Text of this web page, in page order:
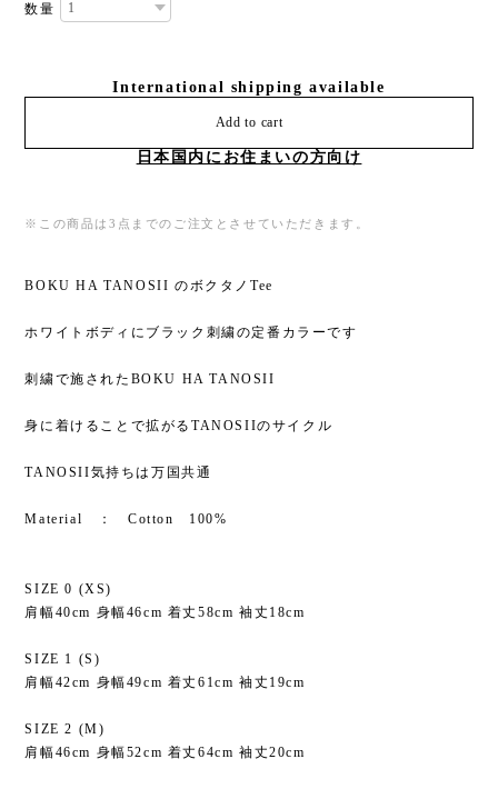
数量
International shipping available
Add to cart
日本国内にお住まいの方向け
※この商品は3点までのご注文とさせていただきます。
BOKU HA TANOSII のボクタノTee
ホワイトボディにブラック刺繍の定番カラーです
刺繍で施されたBOKU HA TANOSII
身に着けることで拡がるTANOSIIのサイクル
TANOSII気持ちは万国共通
Material ： Cotton 100%
SIZE 0 (XS)
肩幅40cm 身幅46cm 着丈58cm 袖丈18cm
SIZE 1 (S)
肩幅42cm 身幅49cm 着丈61cm 袖丈19cm
SIZE 2 (M)
肩幅46cm 身幅52cm 着丈64cm 袖丈20cm